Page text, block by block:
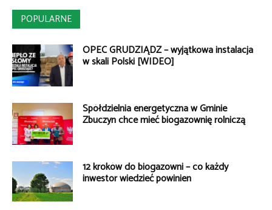
POPULARNE
OPEC GRUDZIĄDZ – wyjątkowa instalacja
w skali Polski [WIDEO]
Spółdzielnia energetyczna w Gminie
Zbuczyn chce mieć biogazownię rolniczą
12 kroków do biogazowni – co każdy
inwestor wiedzieć powinien